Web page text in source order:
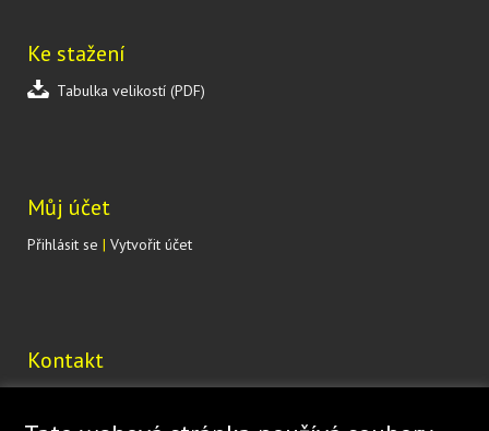
Ke stažení
Tabulka velikostí (PDF)
Můj účet
Přihlásit se | Vytvořit účet
Kontakt
190 17 Praha 9 Vinoř